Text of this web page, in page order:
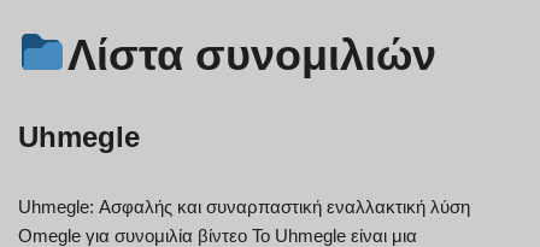
Λίστα συνομιλιών
Uhmegle
Uhmegle: Ασφαλής και συναρπαστική εναλλακτική λύση
Omegle για συνομιλία βίντεο Το Uhmegle είναι μια